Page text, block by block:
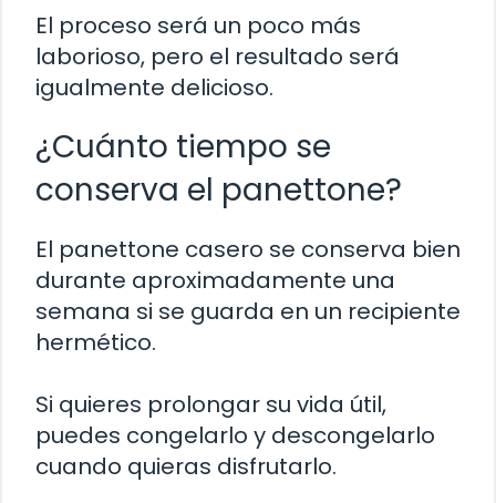
El proceso será un poco más
laborioso, pero el resultado será
igualmente delicioso.
¿Cuánto tiempo se
conserva el panettone?
El panettone casero se conserva bien
durante aproximadamente una
semana si se guarda en un recipiente
hermético.
Si quieres prolongar su vida útil,
puedes congelarlo y descongelarlo
cuando quieras disfrutarlo.